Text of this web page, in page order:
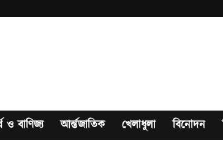
ও বাণিজ্য আর্ন্তজাতিক খেলাধুলা বিনোদন